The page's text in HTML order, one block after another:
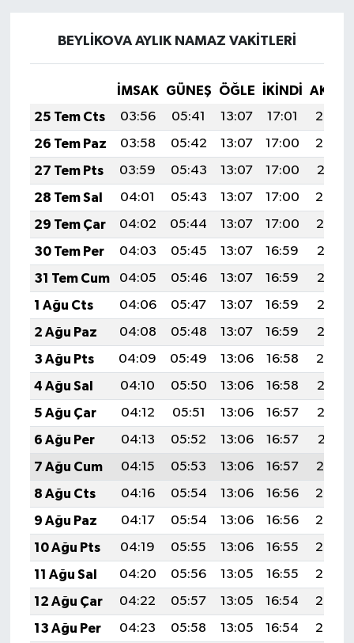
BEYLİKOVA AYLIK NAMAZ VAKITLERI
İMSAK GÜNEŞ ÖĞLE İKINDI
25 Tem Cts
03:56 05:41 13:07 17:01
20:23
26 Tem Paz
03:58 05:42 13:07 17:00
20:22
27 Tem Pts
03:59 05:43 13:07 17:00
20:21
28 Tem Sal
04:01 05:43 13:07 17:00
20:20
29 Tem Çar
04:02 05:44 13:07 17:00
20:19
30 Tem Per
04:03 05:45 13:07 16:59
20:18
31 Tem Cum
04:05 05:46 13:07 16:59
20:17
1 Ağu Cts
04:06 05:47 13:07 16:59
20:16
2 Ağu Paz
04:08 05:48 13:07 16:59
20:15
3 Ağu Pts
04:09 05:49 13:06 16:58
20:14
4 Ağu Sal
04:10 05:50 13:06 16:58
20:13
5 Ağu Çar
04:12 05:51 13:06 16:57
20:12
6 Ağu Per
04:13 05:52 13:06 16:57
20:11
7 Ağu Cum
04:15 05:53 13:06 16:57
20:10
8 Ağu Cts
04:16 05:54 13:06 16:56
20:08
9 Ağu Paz
04:17 05:54 13:06 16:56
20:07
10 Ağu Pts
04:19 05:55 13:06 16:55
20:06
11 Ağu Sal
04:20 05:56 13:05 16:55
20:05
12 Ağu Çar
04:22 05:57 13:05 16:54
20:03
13 Ağu Per
04:23 05:58 13:05 16:54
20:02